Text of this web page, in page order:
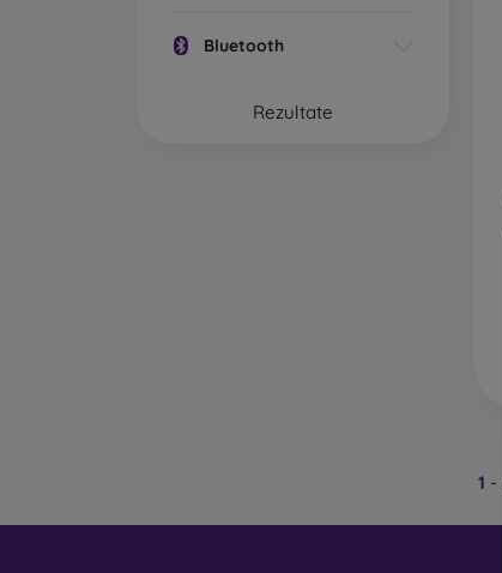
Bluetooth
Rezultate
1 -